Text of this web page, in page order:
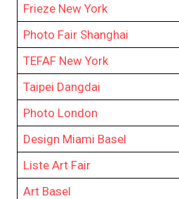
Frieze New York
Photo Fair Shanghai
TEFAF New York
Taipei Dangdai
Photo London
Design Miami Basel
Liste Art Fair
Art Basel